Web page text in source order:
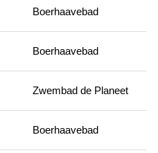
Boerhaavebad
Boerhaavebad
Zwembad de Planeet
Boerhaavebad